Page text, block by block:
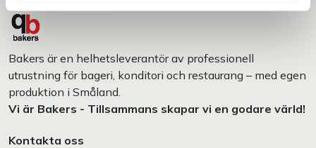
Bakers är en helhetsleverantör av professionell
utrustning för bageri, konditori och restaurang – med egen
produktion i Småland.
Vi är Bakers - Tillsammans skapar vi en godare värld!
Kontakta oss